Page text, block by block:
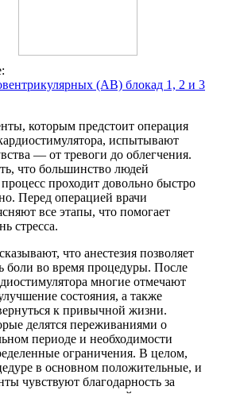
(АВ) блокад 1, 2 и 3
которым предстоит операция
испытывают
— от тревоги до облегчения.
что большинство людей
проходит довольно быстро
Перед операцией врачи
все этапы, что помогает
стресса.
что анестезия позволяет
боли во время процедуры. После
многие отмечают
состояния, а также
к привычной жизни.
делятся переживаниями о
периоде и необходимости
ограничения. В целом,
в основном положительные, и
чувствуют благодарность за